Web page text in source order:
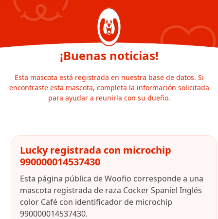
¡Buenas noticias!
Esta mascota está registrada en nuestra base de datos. Si
encontraste esta mascota, completa la información solicitada
para ayudar a reunirla con su dueño.
Lucky registrada con microchip
990000014537430
Esta página pública de Woofio corresponde a una
mascota registrada de raza Cocker Spaniel Inglés
color Café con identificador de microchip
990000014537430.